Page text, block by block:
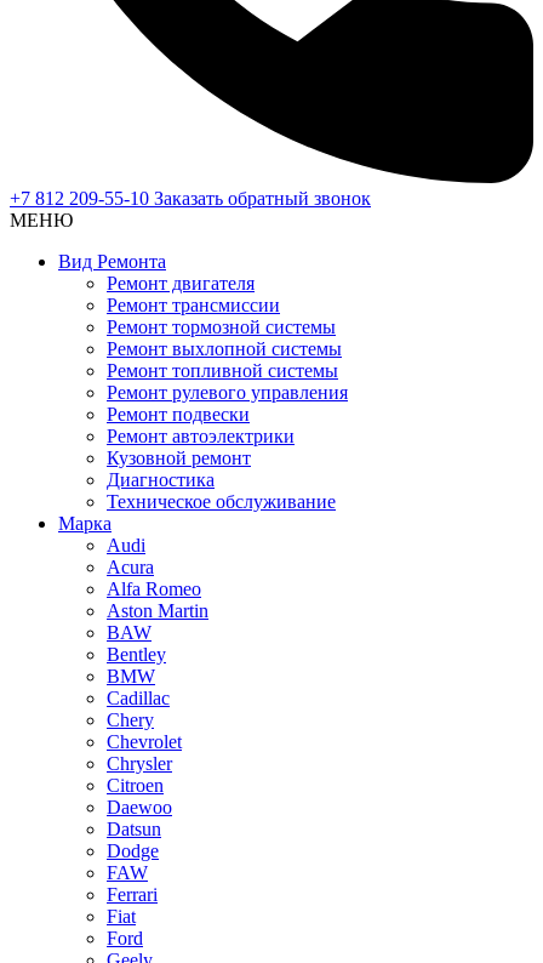
+7 812 209-55-10 Заказать обратный звонок
МЕНЮ
Вид Ремонта
Ремонт двигателя
Ремонт трансмиссии
Ремонт тормозной системы
Ремонт выхлопной системы
Ремонт топливной системы
Ремонт рулевого управления
Ремонт подвески
Ремонт автоэлектрики
Кузовной ремонт
Диагностика
Техническое обслуживание
Марка
Audi
Acura
Alfa Romeo
Aston Martin
BAW
Bentley
BMW
Cadillac
Chery
Chevrolet
Chrysler
Citroen
Daewoo
Datsun
Dodge
FAW
Ferrari
Fiat
Ford